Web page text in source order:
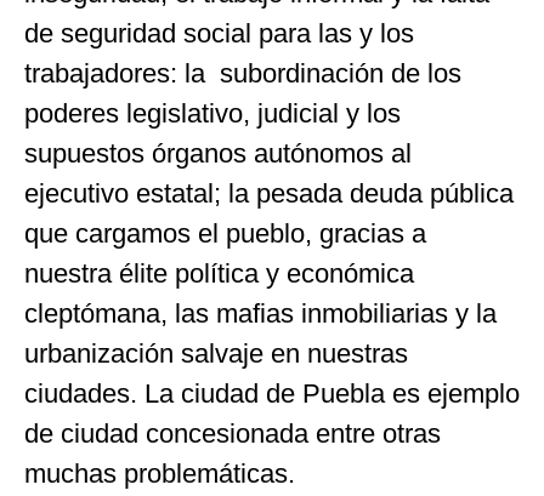
de seguridad social para las y los
trabajadores: la subordinación de los
poderes legislativo, judicial y los
supuestos órganos autónomos al
ejecutivo estatal; la pesada deuda pública
que cargamos el pueblo, gracias a
nuestra élite política y económica
cleptómana, las mafias inmobiliarias y la
urbanización salvaje en nuestras
ciudades. La ciudad de Puebla es ejemplo
de ciudad concesionada entre otras
muchas problemáticas.